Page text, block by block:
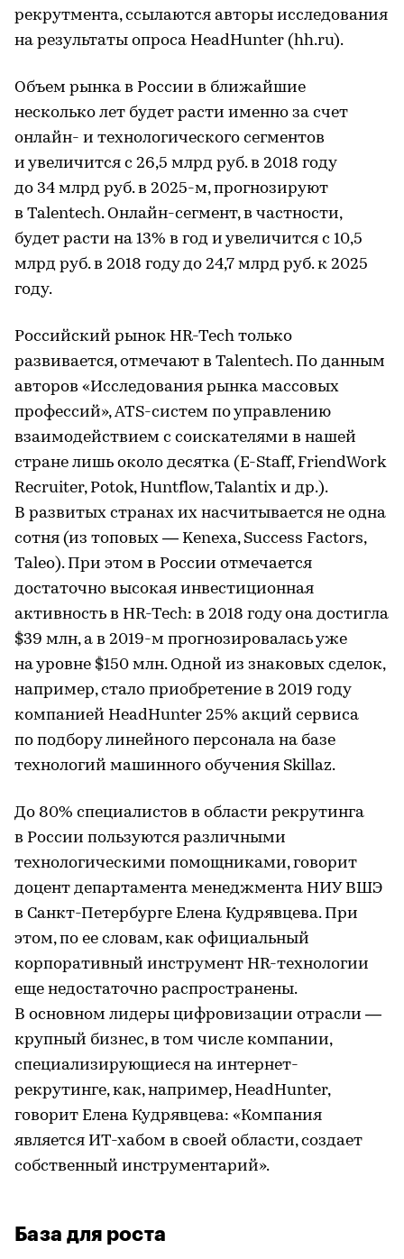
рекрутмента, ссылаются авторы исследования
на результаты опроса HeadHunter (hh.ru).
Объем рынка в России в ближайшие
несколько лет будет расти именно за счет
онлайн- и технологического сегментов
и увеличится с 26,5 млрд руб. в 2018 году
до 34 млрд руб. в 2025-м, прогнозируют
в Talentech. Онлайн-сегмент, в частности,
будет расти на 13% в год и увеличится с 10,5
млрд руб. в 2018 году до 24,7 млрд руб. к 2025
году.
Российский рынок HR-Tech только
развивается, отмечают в Talentech. По данным
авторов «Исследования рынка массовых
профессий», ATS-систем по управлению
взаимодействием с соискателями в нашей
стране лишь около десятка (E-Staff, FriendWork
Recruiter, Potok, Huntflow, Talantix и др.).
В развитых странах их насчитывается не одна
сотня (из топовых — Kenexa, Success Factors,
Taleo). При этом в России отмечается
достаточно высокая инвестиционная
активность в HR-Tech: в 2018 году она достигла
$39 млн, а в 2019-м прогнозировалась уже
на уровне $150 млн. Одной из знаковых сделок,
например, стало приобретение в 2019 году
компанией HeadHunter 25% акций сервиса
по подбору линейного персонала на базе
технологий машинного обучения Skillaz.
До 80% специалистов в области рекрутинга
в России пользуются различными
технологическими помощниками, говорит
доцент департамента менеджмента НИУ ВШЭ
в Санкт-Петербурге Елена Кудрявцева. При
этом, по ее словам, как официальный
корпоративный инструмент HR-технологии
еще недостаточно распространены.
В основном лидеры цифровизации отрасли —
крупный бизнес, в том числе компании,
специализирующиеся на интернет-
рекрутинге, как, например, HeadHunter,
говорит Елена Кудрявцева: «Компания
является ИТ-хабом в своей области, создает
собственный инструментарий».
База для роста